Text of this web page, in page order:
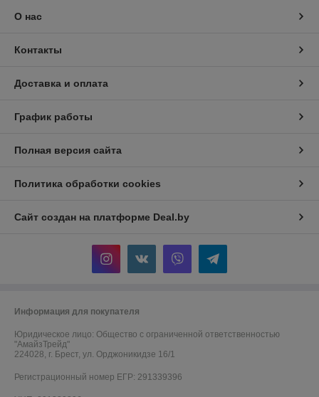
О нас
Контакты
Доставка и оплата
График работы
Полная версия сайта
Политика обработки cookies
Сайт создан на платформе Deal.by
Информация для покупателя
Юридическое лицо: Общество с ограниченной ответственностью
"АмайзТрейд"
224028, г. Брест, ул. Орджоникидзе 16/1
Регистрационный номер ЕГР: 291339396